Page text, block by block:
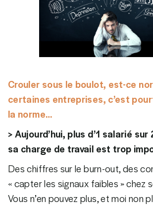
Crouler sous le boulot, est-ce
certaines entreprises, c’est
la norme…
> Aujourd’hui, plus d’1 salarié
sa charge de travail est trop
Des chiffres sur le burn-out, des
« capter les signaux faibles » chez
Vous n’en pouvez plus, et moi non